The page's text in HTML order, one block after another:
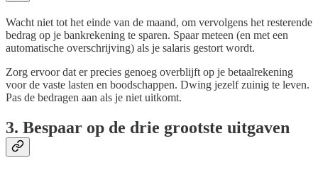
Wacht niet tot het einde van de maand, om vervolgens het resterende
bedrag op je bankrekening te sparen. Spaar meteen (en met een
automatische overschrijving) als je salaris gestort wordt.
Zorg ervoor dat er precies genoeg overblijft op je betaalrekening
voor de vaste lasten en boodschappen. Dwing jezelf zuinig te leven.
Pas de bedragen aan als je niet uitkomt.
3. Bespaar op de drie grootste uitgaven